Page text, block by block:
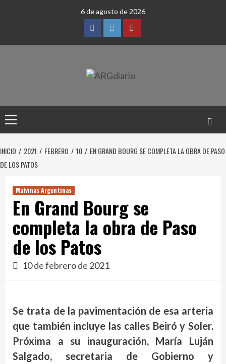
6 de agosto de 2026
Facebook
TwitterYouTube
principal
INICIO 2021 FEBRERO 10
EN GRAND BOURG SE COMPLETA LA OBRA DE PASO
DE LOS PATOS
Malvinas Argentinas
En Grand Bourg se
completa la obra de Paso
de los Patos
10 de febrero de 2021
Se trata de la pavimentación de esa arteria
que también incluye las calles Beiró y Soler.
Próxima a su inauguración, María Luján
Salgado, secretaria de Gobierno y